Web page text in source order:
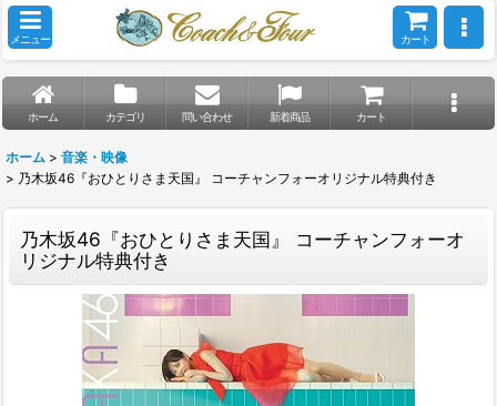
メニュー カート
ホーム カテゴリ 問い合わせ 新着商品 カート
ホーム > 音楽・映像
> 乃木坂46『おひとりさま天国』 コーチャンフォーオリジナル特典付き
乃木坂46『おひとりさま天国』 コーチャンフォーオ
リジナル特典付き